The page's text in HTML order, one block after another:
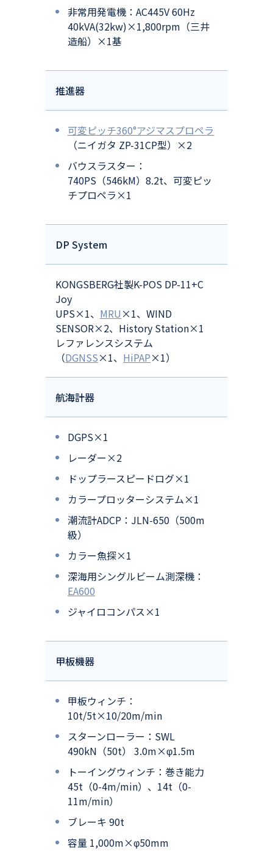
非常用発電機：AC445V 60Hz
40kVA(32kw)×1,800rpm（三井
造船）×1基
推進器
可変ピッチ360°アジマスプロペラ
（ニイガタ ZP-31CP型）×2
バウスラスター：
740PS（546kM）8.2t、可変ピッ
チプロペラ×1
DP System
KONGSBERG社製K-POS DP-11+C
Joy
UPS×1、 MRU ×1、WIND
SENSOR×2、History Station×1
レファレンスシステム
（DGNSS×1、 HiPAP×1）
航海計器
DGPS×1
レーダー×2
ドップラースピードログ×1
カラープロッターシステム×1
潮流計ADCP：JLN-650（500m
級）
カラー魚探×1
深海用シングルビーム測深機：
EA600
ジャイロコンパス×1
甲板機器
甲板ウィンチ：
10t/5t×10/20m/min
スターンローラー：SWL
490kN（50t） 3.0m×φ1.5m
トーイングウィンチ：巻き能力
45t（0-4m/min）、14t（0-
11m/min）
ブレーキ 90t
容量 1,000m×φ50mm